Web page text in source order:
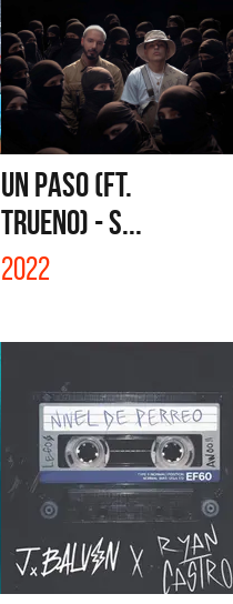
UN PASO (FT.
TRUENO) - S...
2022